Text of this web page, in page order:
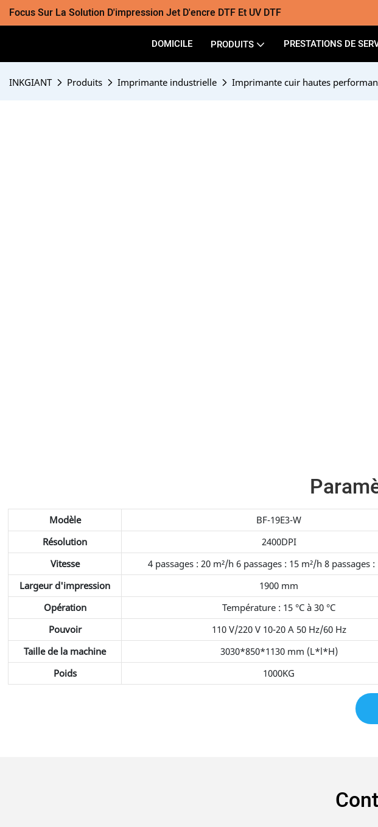
Focus Sur La Solution D'impression Jet D'encre DTF Et UV DTF
DOMICILE PRODUITS PRESTATIONS DE
INKGIANT Produits Imprimante industrielle Imprimante cuir hautes
Modèle BF-19E3-W
Résolution
2400DPI
Vitesse
4 passages : 20 m²/h 6 passages : 15 m²/h 8 passages :
Largeur d'impression
1900 mm
Opération
Température : 15 °C à 30 °C
Pouvoir
110 V/220 V 10-20 A 50 Hz/60 Hz
Taille de la machine
3030*850*1130 mm (L*l*H)
Poids
1000KG